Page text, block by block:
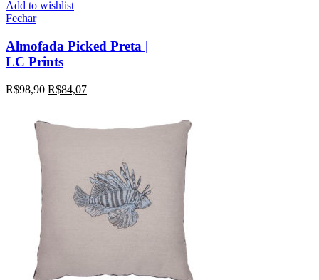
Add to wishlist
Fechar
Almofada Picked Preta |
LC Prints
R$98,90 R$84,07